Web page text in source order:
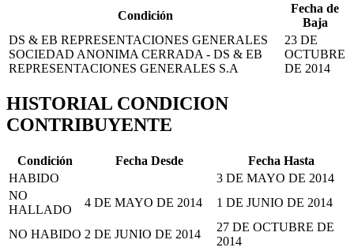
Condición
Fecha de
Baja
DS & EB REPRESENTACIONES GENERALES
SOCIEDAD ANONIMA CERRADA - DS & EB
REPRESENTACIONES GENERALES S.A
23 DE
OCTUBRE
DE 2014
HISTORIAL CONDICION
CONTRIBUYENTE
Condición Fecha Desde
Fecha Hasta
HABIDO
3 DE MAYO DE 2014
NO
HALLADO
4 DE MAYO DE 2014 1 DE JUNIO DE 2014
NO HABIDO 2 DE JUNIO DE 2014
27 DE OCTUBRE DE
2014